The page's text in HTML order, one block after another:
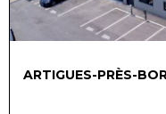
ARTIGUES-PRÈS-